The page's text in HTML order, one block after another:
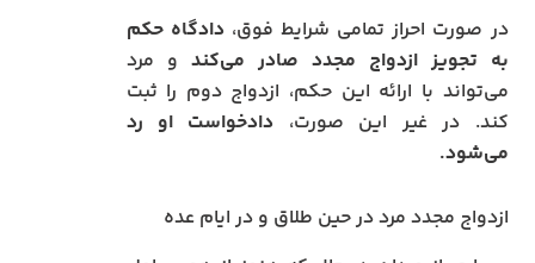
در صورت احراز تمامی شرایط فوق،دادگاه حکم
به تجویز ازدواج مجدد صادر می‌کند و مرد
می‌تواند با ارائه این حکم، ازدواج دوم را ثبت
کند. در غیر این صورت، دادخواست او رد
می‌شود.
ازدواج مجدد مرد در حین طلاق و در ایام عده